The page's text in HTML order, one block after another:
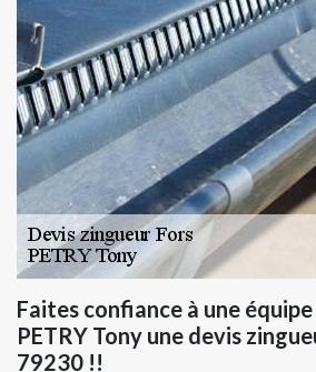
Faites confiance à une
PETRY Tony une devis
79230 !!